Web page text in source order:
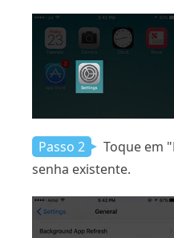
Passo 2
Toque em
senha existente.